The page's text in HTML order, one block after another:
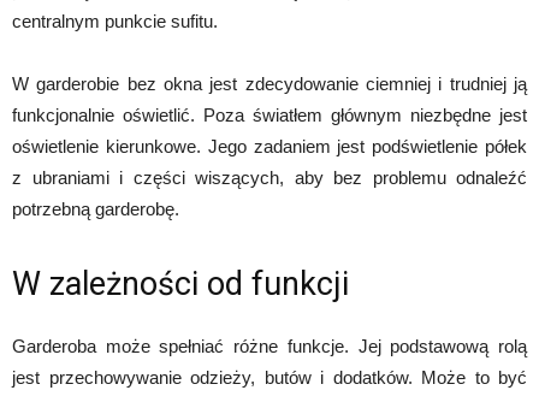
centralnym punkcie sufitu.
W garderobie bez okna jest zdecydowanie ciemniej i trudniej ją
funkcjonalnie oświetlić. Poza światłem głównym niezbędne jest
oświetlenie kierunkowe. Jego zadaniem jest podświetlenie półek
z ubraniami i części wiszących, aby bez problemu odnaleźć
potrzebną garderobę.
W zależności od funkcji
Garderoba może spełniać różne funkcje. Jej podstawową rolą
jest przechowywanie odzieży, butów i dodatków. Może to być